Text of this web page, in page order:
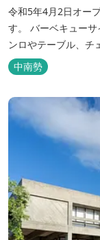
令和5年4月2日オー
す。 バーベキュー
ンロやテーブル、チ
キューサイトは屋根
ご利用ください！
中南勢